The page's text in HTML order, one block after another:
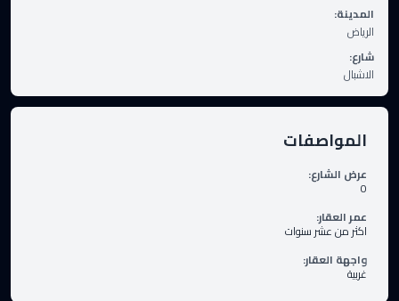
المدينة:
الرياض
شارع:
الاشبال
المواصفات
عرض الشارع:
0
عمر العقار:
اكثر من عشر سنوات
واجهة العقار:
غربية